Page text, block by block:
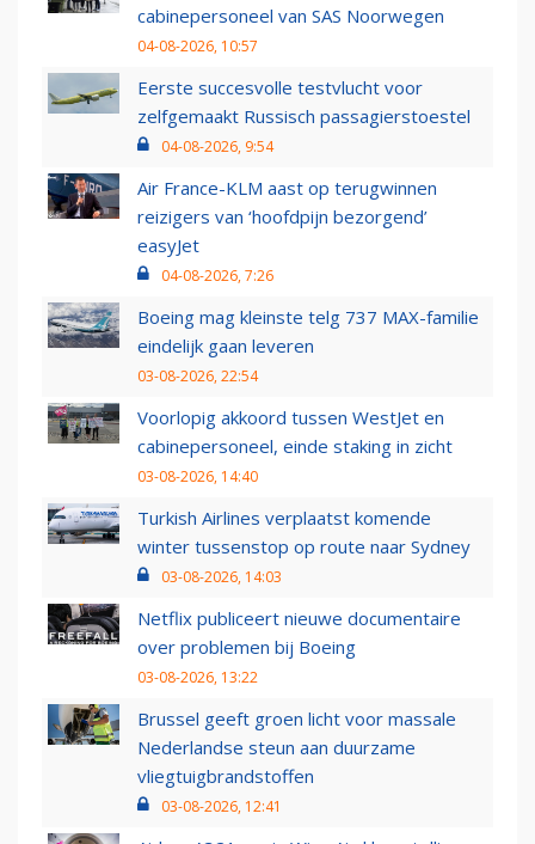
cabinepersoneel van SAS Noorwegen
04-08-2026, 10:57
Eerste succesvolle testvlucht voor
zelfgemaakt Russisch passagierstoestel
04-08-2026, 9:54
Air France-KLM aast op terugwinnen
reizigers van ‘hoofdpijn bezorgend’
easyJet
04-08-2026, 7:26
Boeing mag kleinste telg 737 MAX-familie
eindelijk gaan leveren
03-08-2026, 22:54
Voorlopig akkoord tussen WestJet en
cabinepersoneel, einde staking in zicht
03-08-2026, 14:40
Turkish Airlines verplaatst komende
winter tussenstop op route naar Sydney
03-08-2026, 14:03
Netflix publiceert nieuwe documentaire
over problemen bij Boeing
03-08-2026, 13:22
Brussel geeft groen licht voor massale
Nederlandse steun aan duurzame
vliegtuigbrandstoffen
03-08-2026, 12:41